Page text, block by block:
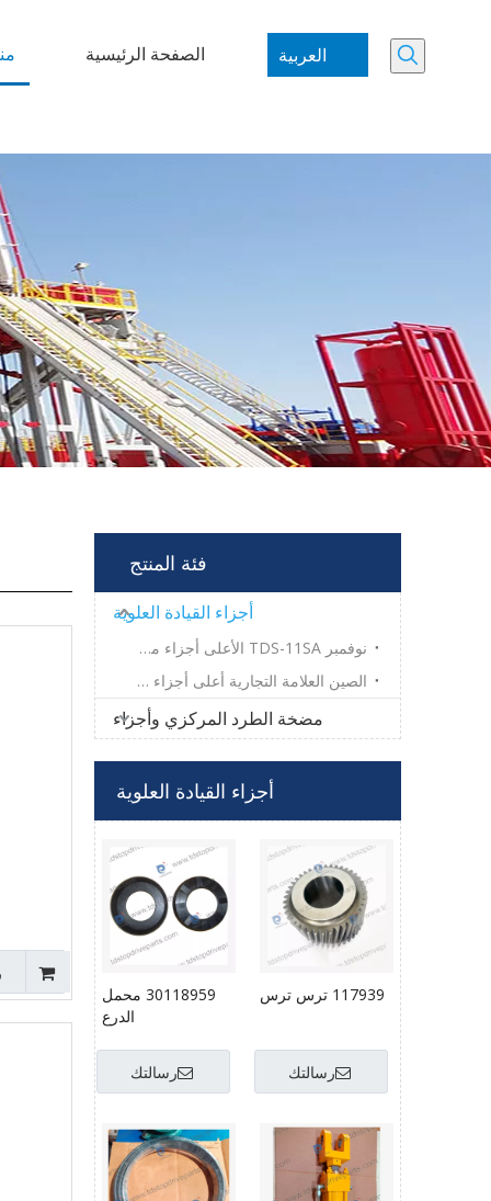
الصفحة الرئيسية العربية
فئة المنتج
أجزاء القيادة العلوية
نوفمبر TDS-11SA الأعلى أجزاء محرك
الصين العلامة التجارية أعلى أجزاء محرك
مضخة الطرد المركزي وأجزاء
أجزاء القيادة العلوية
117939 ترس ترس
رسالتك
30118959 محمل
الدرع
رسالتك